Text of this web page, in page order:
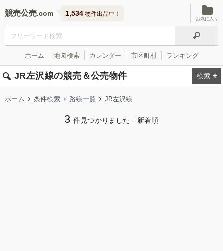
競売公売 1,534 物件出品中！
お気に入り
ホーム 地図検索 カレンダー 市区町村 ランキング
JR左沢線の競売＆公売物件
ホーム 条件検索 路線一覧 JR左沢線
3 件見つかりました - 新着順